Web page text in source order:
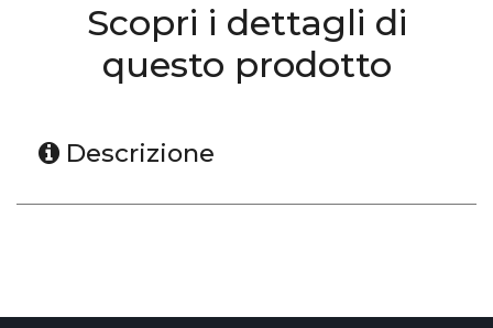
Scopri i dettagli di
questo prodotto
Descrizione